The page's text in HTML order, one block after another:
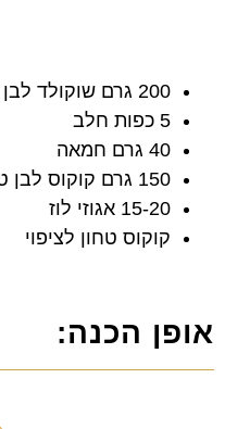
200 גרם שוקולד לבן
5 כפות חלב
40 גרם חמאה
150 גרם קוקוס לבן טחון
15-20 אגוזי לוז
קוקוס טחון לציפוי
אופן הכנה: